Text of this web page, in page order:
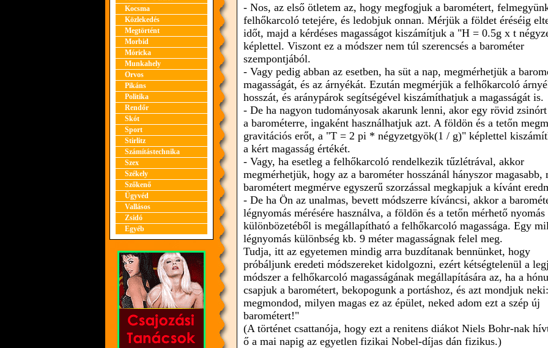
Kocsma
Közlekedés
Megtörtént
Morbid
Móricka
Munkahely
Orvos
Pikáns
Politika
Rendőr
Skót
Sport
Stirlitz
Számítástechnika
Szex
Székely
Szőkenő
Ügyvéd
Vallásos
Zsidó
Egyéb
- Nos, az első ötletem az, hogy megfogjuk a barométert,
felhőkarcoló tetejére, és ledobjuk onnan. Mérjük a földet éréséig
időt, majd a kérdéses magasságot kiszámítjuk a "H = 0.5g x t
képlettel. Viszont ez a módszer nem túl szerencsés a barométer
szempontjából.
- Vagy pedig abban az esetben, ha süt a nap, megmérhetjük a
magasságát, és az árnyékát. Ezután megmérjük a felhőkarcoló
hosszát, és aránypárok segítségével kiszámíthatjuk a magasságát is.
- De ha nagyon tudományosak akarunk lenni, akor egy rövid
a barométerre, ingaként használhatjuk azt. A földön és a tetőn
gravitációs erőt, a "T = 2 pi * négyzetgyök(1 / g)" képlettel
a kért magasság értékét.
- Vagy, ha esetleg a felhőkarcoló rendelkezik tűzlétrával, akkor
megmérhetjük, hogy az a barométer hosszánál hányszor magasabb,
barométert megmérve egyszerű szorzással megkapjuk a kívánt
- De ha Ön az unalmas, bevett módszerre kíváncsi, akkor a
légnyomás mérésére használva, a földön és a tetőn mérhető nyomás
különbözetéből is megállapítható a felhőkarcoló magassága. Egy
légnyomás különbség kb. 9 méter magasságnak felel meg.
Tudja, itt az egyetemen mindig arra buzdítanak bennünket, hogy
próbáljunk eredeti módszereket kidolgozni, ezért kétségtelenül a
módszer a felhőkarcoló magasságának megállapítására az, ha a
csapjuk a barométert, bekopogunk a portáshoz, és azt mondjuk
megmondod, milyen magas ez az épület, neked adom ezt a szép új
barométert!"
(A történet csattanója, hogy ezt a renitens diákot Niels Bohr-nak
ő a mai napig az egyetlen fizikai Nobel-díjas dán fizikus.)